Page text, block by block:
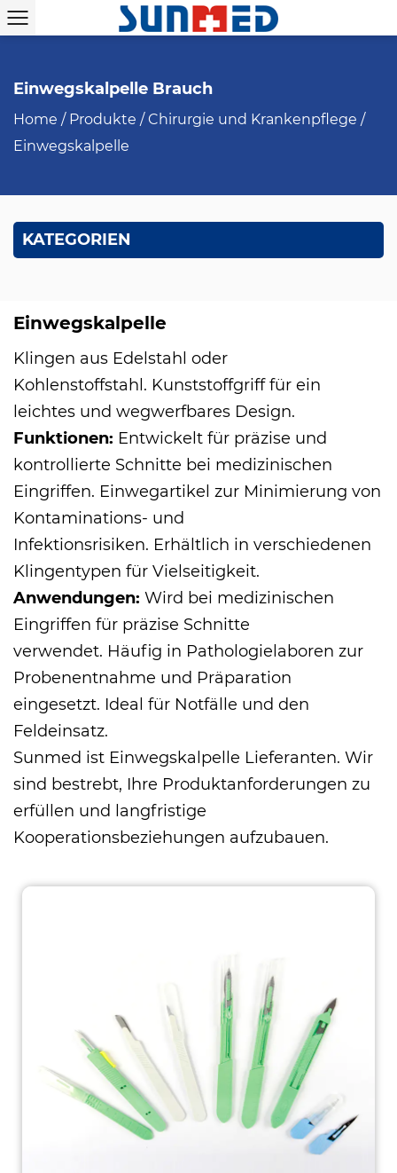
Einwegskalpelle Brauch
Home / Produkte /Chirurgie und Krankenpflege /
Einwegskalpelle
KATEGORIEN
Einwegskalpelle
Klingen aus Edelstahl oder
Kohlenstoffstahl. Kunststoffgriff für ein
leichtes und wegwerfbares Design.
Funktionen: Entwickelt für präzise und
kontrollierte Schnitte bei medizinischen
Eingriffen. Einwegartikel zur Minimierung von
Kontaminations- und
Infektionsrisiken. Erhältlich in verschiedenen
Klingentypen für Vielseitigkeit.
Anwendungen: Wird bei medizinischen
Eingriffen für präzise Schnitte
verwendet. Häufig in Pathologielaboren zur
Probenentnahme und Präparation
eingesetzt. Ideal für Notfälle und den
Feldeinsatz.
Sunmed ist Einwegskalpelle Lieferanten. Wir
sind bestrebt, Ihre Produktanforderungen zu
erfüllen und langfristige
Kooperationsbeziehungen aufzubauen.